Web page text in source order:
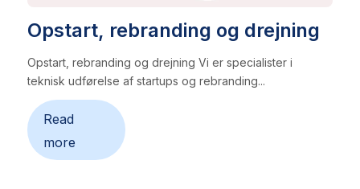
Opstart, rebranding og drejning
Opstart, rebranding og drejning Vi er specialister i
teknisk udførelse af startups og rebranding...
Read
more